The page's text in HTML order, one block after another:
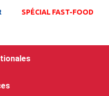
SPÉCIAL FAST-FOOD